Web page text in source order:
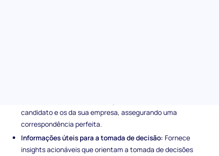
candidato e os da sua empresa, assegurando uma
correspondência perfeita.
Informações úteis para a tomada de decisão: Fornece
insights acionáveis que orientam a tomada de decisões